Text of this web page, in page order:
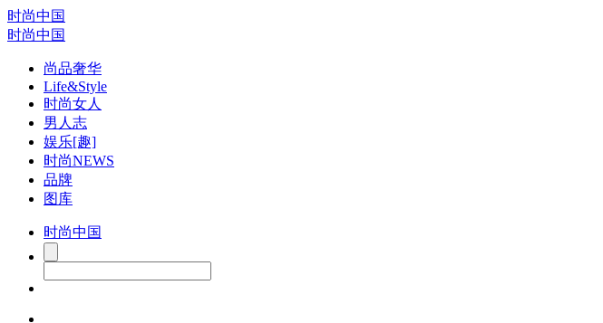
时尚中国
时尚中国
尚品奢华
Life&Style
时尚女人
男人志
娱乐[趣]
时尚NEWS
品牌
图库
时尚中国